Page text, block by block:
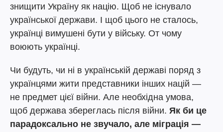
знищити Україну як націю. Щоб не існувало
української держави. І щоб цього не сталось,
українці вимушені бути у війську. От чому
воюють українці.
Чи будуть, чи ні в українській державі поряд з
українцями жити представники інших націй —
не предмет цієї війни. Але необхідна умова,
щоб держава збереглась після війни. Як би це
парадоксально не звучало, але міграція —